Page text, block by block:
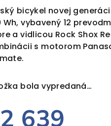
bicykel novej
Wh, vybavený 12
a vidlicou Rock Shox
s motorom
bola vypredaná…
639